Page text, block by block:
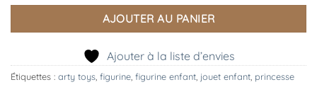
AJOUTER AU PANIER
Ajouter à la liste d’envies
Étiquettes : arty toys figurine figurine enfant jouet enfant princesse